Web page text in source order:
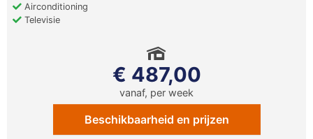
Airconditioning
Televisie
€ 487,00
vanaf, per week
Beschikbaarheid en prijzen